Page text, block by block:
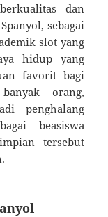
dan
sebagai
slotyang
hidup yang
favorit bagi
orang,
penghalang
beasiswa
tersebut